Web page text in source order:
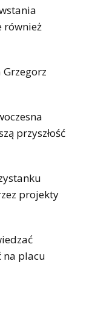
również
przyszłość
projekty
na placu